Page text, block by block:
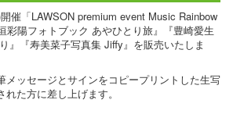
催「LAWSON premium event Music Rainbow
彩陽フォトブック あやひとり旅』『豊崎愛生
』『寿美菜子写真集 Jiffy』を販売いたしま
メッセージとサインをコピープリントした生写
た方に差し上げます。